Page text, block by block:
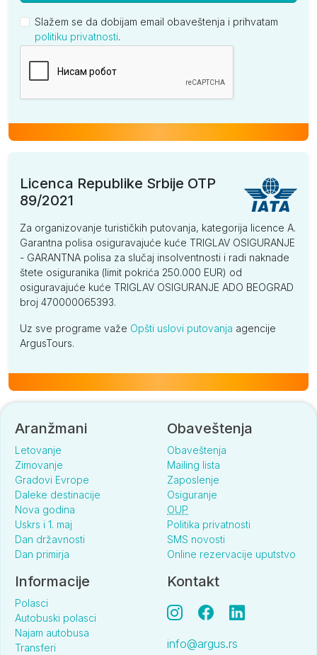
Slažem se da dobijam email obaveštenja i prihvatam
politiku privatnosti.
Licenca Republike Srbije OTP
89/2021
Za organizovanje turističkih putovanja, kategorija licence A.
Garantna polisa osiguravajuće kuće TRIGLAV OSIGURANJE
- GARANTNA polisa za slučaj insolventnosti i radi naknade
štete osiguranika (limit pokrića 250.000 EUR) od
osiguravajuće kuće TRIGLAV OSIGURANJE ADO BEOGRAD
broj 470000065393.
Uz sve programe važe Opšti uslovi putovanja agencije
ArgusTours.
Aranžmani
Letovanje
Zimovanje
Gradovi Evrope
Daleke destinacije
Nova godina
Uskrs i 1. maj
Dan državnosti
Dan primirja
Obaveštenja
Obaveštenja
Mailing lista
Zaposlenje
Osiguranje
OUP
Politika privatnosti
SMS novosti
Online rezervacije uputstvo
Informacije
Polasci
Autobuski polasci
Najam autobusa
Transferi
Kontakt
info@argus.rs